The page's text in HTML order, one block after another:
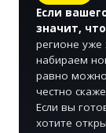
Если
значит,
регионе
набираем
равно
честно
Если вы
хотите